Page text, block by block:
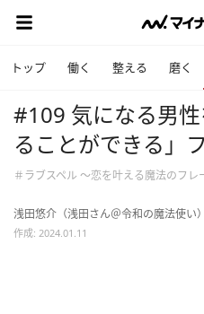
トップ 働く 整える 磨く
#109 気になる男
ることができる」
＃ラブスペル ～恋を叶える魔法のフレ
浅田悠介（浅田さん＠令和の魔法使い）
作成: 2024.01.11